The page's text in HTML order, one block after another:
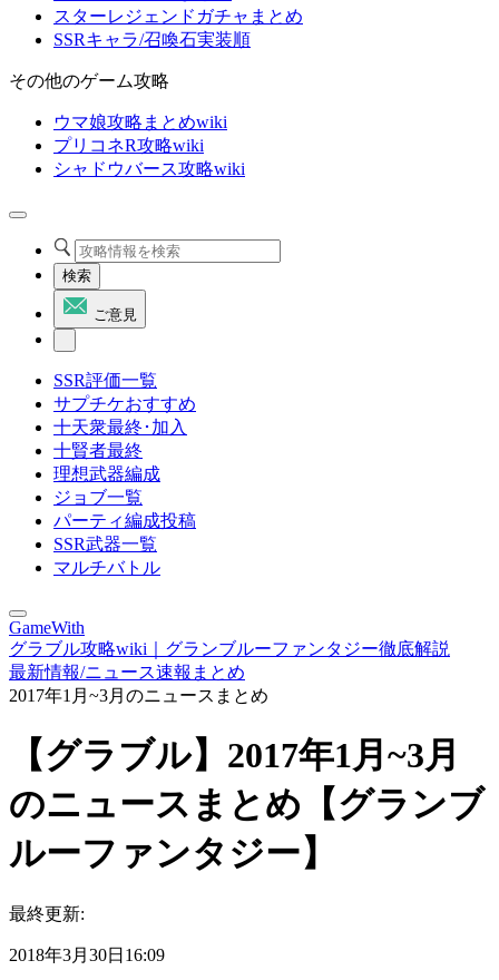
スターレジェンドガチャまとめ
SSRキャラ/召喚石実装順
その他のゲーム攻略
ウマ娘攻略まとめwiki
プリコネR攻略wiki
シャドウバース攻略wiki
検索
ご意見
SSR評価一覧
サプチケおすすめ
十天衆最終･加入
十賢者最終
理想武器編成
ジョブ一覧
パーティ編成投稿
SSR武器一覧
マルチバトル
GameWith
グラブル攻略wiki｜グランブルーファンタジー徹底解説
最新情報/ニュース速報まとめ
2017年1月~3月のニュースまとめ
【グラブル】2017年1月~3月
のニュースまとめ【グランブ
ルーファンタジー】
最終更新:
2018年3月30日16:09